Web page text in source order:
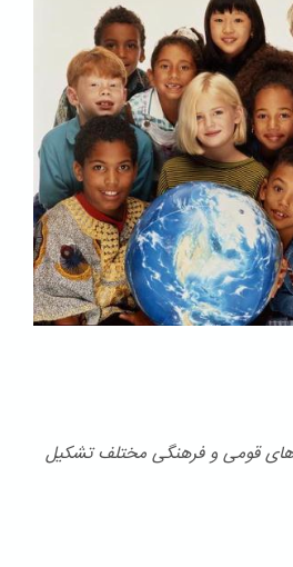
های قومی و فرهنگی مختلف تشكیل